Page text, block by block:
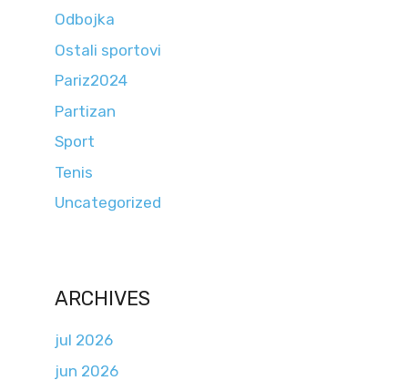
Odbojka
Ostali sportovi
Pariz2024
Partizan
Sport
Tenis
Uncategorized
ARCHIVES
jul 2026
jun 2026